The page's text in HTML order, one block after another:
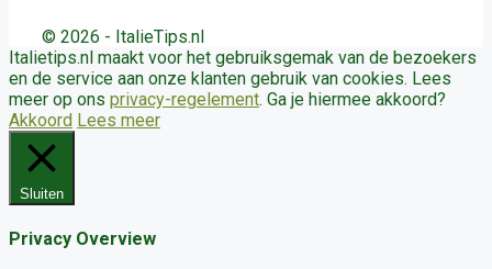
© 2026 - ItalieTips.nl
Italietips.nl maakt voor het gebruiksgemak van de bezoekers
en de service aan onze klanten gebruik van cookies. Lees
meer op ons privacy-regelement. Ga je hiermee akkoord?
Akkoord Lees meer
Sluiten
Privacy Overview